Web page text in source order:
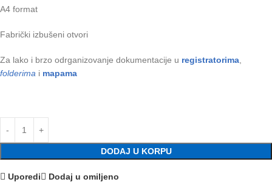
A4 format
Fabrički izbušeni otvori
Za lako i brzo odrganizovanje dokumentacije u registratorima
folderima i mapama
DODAJ U KORPU
Uporedi Dodaj u omiljeno